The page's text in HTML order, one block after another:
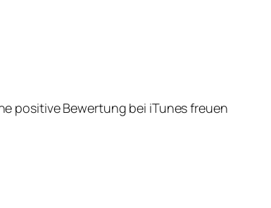
positive Bewertung bei iTunes freuen